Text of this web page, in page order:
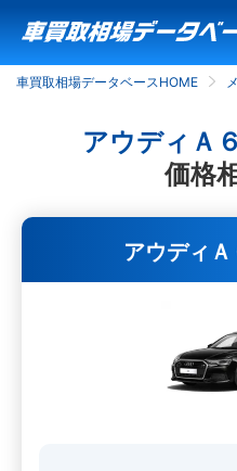
車買取相場データベースHOME
アウディＡ
価格
アウディ